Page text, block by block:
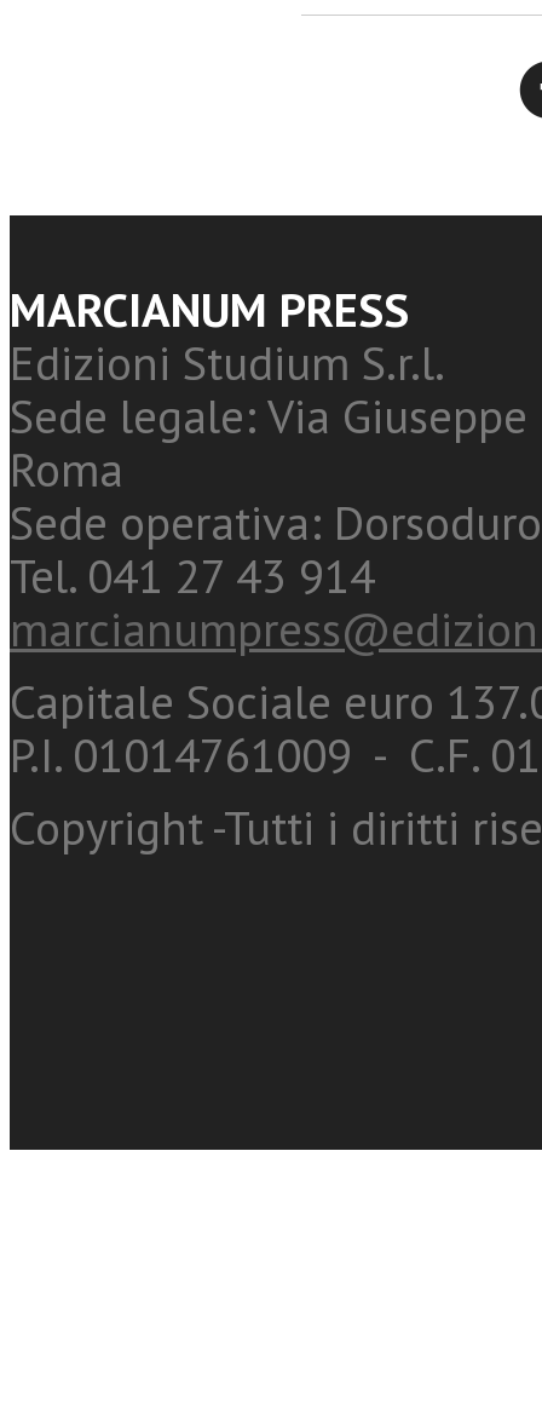
MARCIANUM PRESS
Edizioni Studium S.r.l.
Sede legale: Via
Roma
Sede operativa:
Tel. 041 27 43 914
Capitale Sociale euro
P.I. 01014761009 - C.F.
Copyright -Tutti i diritti